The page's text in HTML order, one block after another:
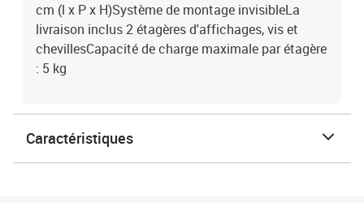
cm (l x P x H)Système de montage invisibleLa
livraison inclus 2 étagères d'affichages, vis et
chevillesCapacité de charge maximale par étagère
: 5 kg
Caractéristiques